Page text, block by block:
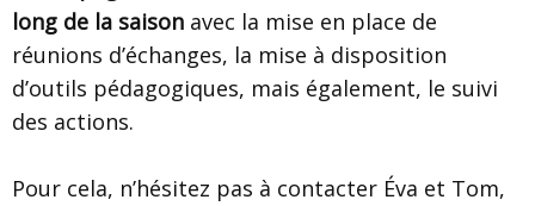
long de la saison avec la mise en place de
réunions d’échanges, la mise à disposition
d’outils pédagogiques, mais également, le suivi
des actions.
Pour cela, n’hésitez pas à contacter Éva et Tom,